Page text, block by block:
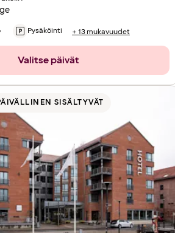
Pysäköinti + 13 mukavuudet
Valitse päivät
SISÄLTYVÄT